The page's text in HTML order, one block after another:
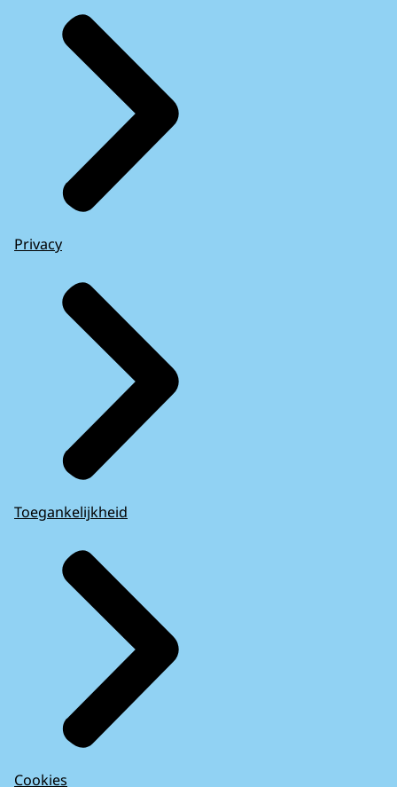
Privacy
Toegankelijkheid
Cookies